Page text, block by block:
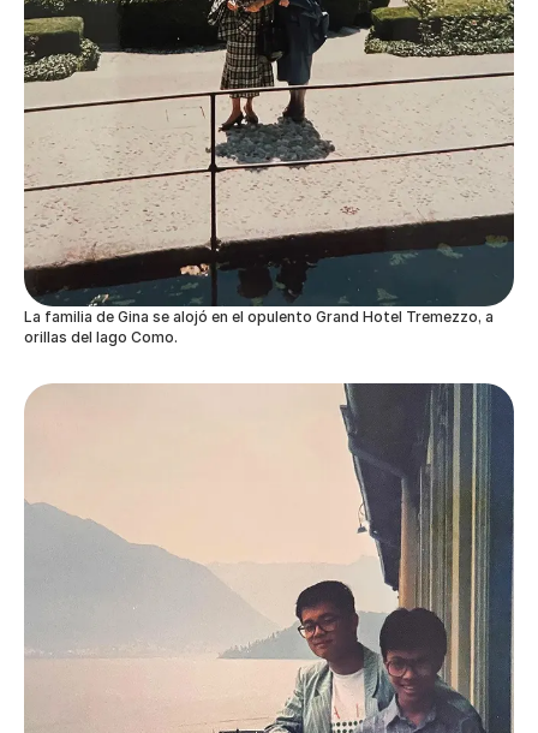
La familia de Gina se alojó en el opulento Grand Hotel Tremezzo, a
orillas del lago Como.